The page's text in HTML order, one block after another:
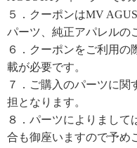
５．クーポンはMV
パーツ、純正アパレルの
６．クーポンをご利用
載が必要です。
７．ご購入のパーツに関
担となります。
８．パーツによりまして
合も御座いますので予め